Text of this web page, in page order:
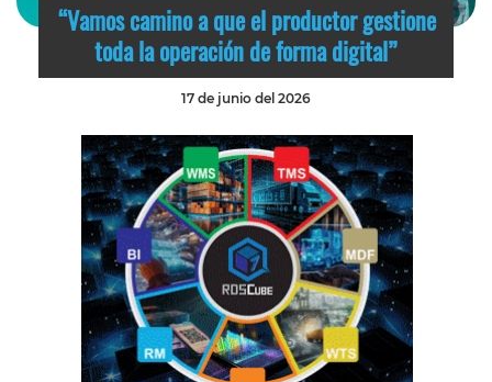
“Vamos camino a que el productor gestione
toda la operación de forma digital”
17 de junio del 2026